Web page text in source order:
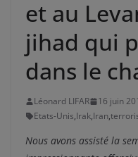
et au
jihad qui
dans le
Léonard LIFAR 16 juin
Etats-Unis,Irak,Iran,
Nous avons assisté la